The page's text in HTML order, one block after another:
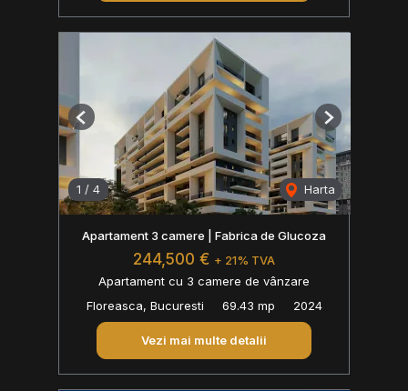
1 / 4 Harta
Previous Next
Apartament 3 camere | Fabrica de Glucoza
244,500 € + 21% TVA
Apartament cu 3 camere de vânzare
Floreasca, Bucuresti
69.43 mp 2024
Vezi mai multe detalii